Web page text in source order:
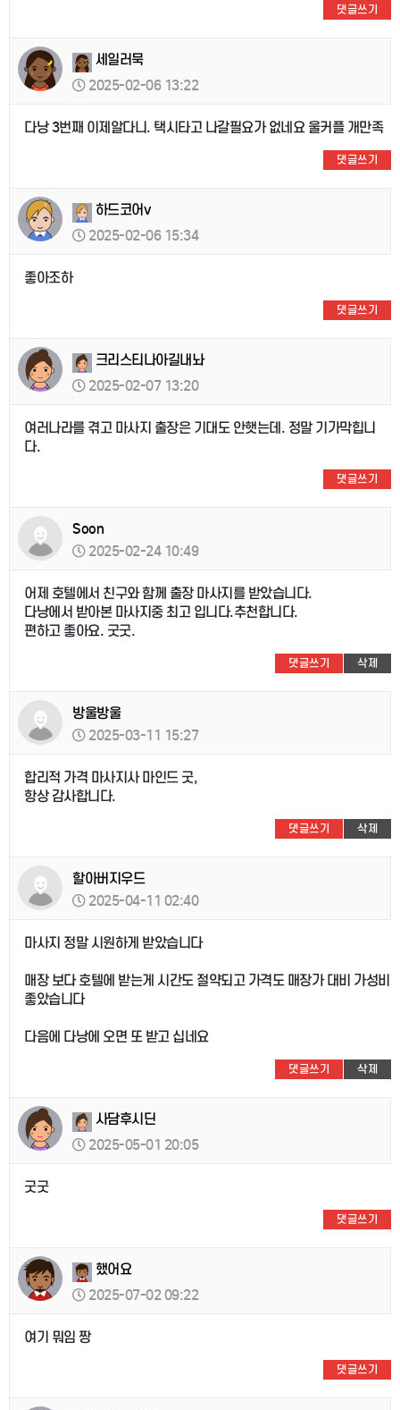
댓글쓰기
세일러묵
2025-02-06 13:22
다낭 3번째 이제알다니. 택시타고 나갈필요가 없네요 울커플 개만족
댓글쓰기
하드코어v
2025-02-06 15:34
좋아조하
댓글쓰기
크리스티나아길내놔
2025-02-07 13:20
여러나라를 겪고 마사지 출장은 기대도 안햇는데. 정말 기가막힙니
다.
댓글쓰기
Soon
2025-02-24 10:49
어제 호텔에서 친구와 함께 출장 마사지를 받았습니다.
다낭에서 받아본 마사지중 최고 입니다.추천합니다.
편하고 좋아요. 굿굿.
댓글쓰기 삭제
방울방울
2025-03-11 15:27
합리적 가격 마사지사 마인드 굿,
항상 감사합니다.
댓글쓰기 삭제
할아버지우드
2025-04-11 02:40
마사지 정말 시원하게 받았습니다
매장 보다 호텔에 받는게 시간도 절약되고 가격도 매장가 대비 가성비
좋았습니다
다음에 다낭에 오면 또 받고 십네요
댓글쓰기 삭제
사담후시딘
2025-05-01 20:05
굿굿
댓글쓰기
했어요
2025-07-02 09:22
여기 뭐임 짱
댓글쓰기